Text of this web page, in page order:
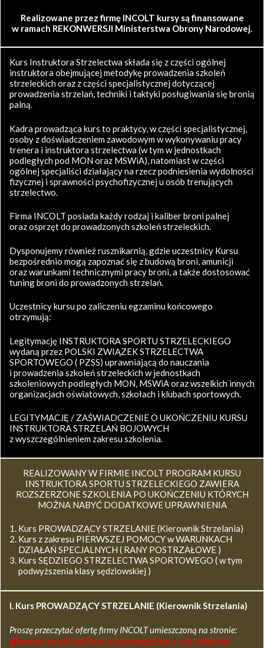
Realizowane przez firmę INCOLT kursy są finansowane
w ramach REKONWERSJI Ministerstwa Obrony Narodowej.
Kurs Instruktora Strzelectwa składa się z części ogólnej
instruktora obejmującej metodykę prowadzenia szkoleń
strzeleckich oraz z części specjalistycznej dotyczącej
prowadzenia strzelań, techniki i taktyki posługiwania się bronią
palną.
Kadra prowadząca kurs to praktycy, w części specjalistycznej,
osoby z doświadczeniem zawodowym w wykonywaniu pracy
trenera i instruktora strzelectwa (w tym w jednostkach
podległych pod MON oraz MSWiA), natomiast w części
ogólnej specjaliści działający na rzecz podniesienia wydolności
fizycznej i sprawności psychofizycznej u osób trenujących
strzelectwo.
Firma INCOLT posiada każdy rodzaj i kaliber broni palnej
oraz osprzęt do prowadzonych szkoleń strzeleckich.
Dysponujemy również rusznikarnią, gdzie uczestnicy Kursu
bezpośrednio mogą zapoznać się z budową broni, amunicji
oraz warunkami technicznymi pracy broni, a także dostosować
tuning broni do prowadzonych strzelań.
Uczestnicy kursu po zaliczeniu egzaminu końcowego
otrzymują:
Legitymację INSTRUKTORA SPORTU STRZELECKIEGO
wydaną przez POLSKI ZWIĄZEK STRZELECTWA
SPORTOWEGO ( PZSS) uprawniającą do nauczania
i prowadzenia szkoleń strzeleckich w jednostkach
szkoleniowych podległych MON, MSWiA oraz wszelkich innych
organizacjach oświatowych, szkołach i klubach sportowych.
LEGITYMACJĘ / ZAŚWIADCZENIE O UKOŃCZENIU KURSU
INSTRUKTORA STRZELAŃ BOJOWYCH
z wyszczególnieniem zakresu szkolenia.
REALIZOWANY W FIRMIE INCOLT PROGRAM KURSU
INSTRUKTORA SPORTU STRZELECKIEGO ZAWIERA
ROZSZERZONE SZKOLENIA PO UKOŃCZENIU KTÓRYCH
MOŻNA NABYĆ DODATKOWE UPRAWNIENIA
Kurs PROWADZĄCY STRZELANIE (Kierownik Strzelania)
Kurs z zakresu PIERWSZEJ POMOCY w WARUNKACH
DZIAŁAŃ SPECJALNYCH ( RANY POSTRZAŁOWE )
Kurs SĘDZIEGO STRZELECTWA SPORTOWEGO ( w tym
podwyższenia klasy sędziowskiej )
I. Kurs PROWADZĄCY STRZELANIE (Kierownik Strzelania)
Proszę przeczytać ofertę firmy INCOLT umieszczoną na stronie:
www.incolt.pl/kursy/prowadzacy-strzelanie/